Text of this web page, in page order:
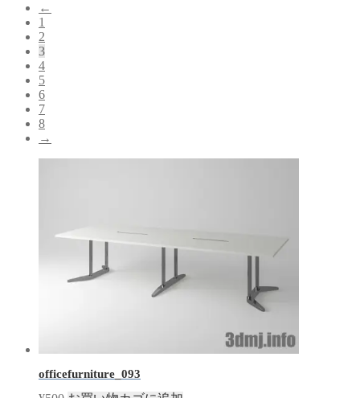
←
1
2
3
4
5
6
7
8
→
officefurniture_093